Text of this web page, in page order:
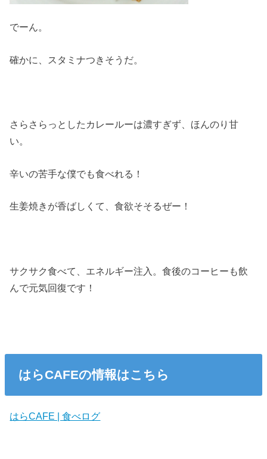
でーん。
確かに、スタミナつきそうだ。
さらさらっとしたカレールーは濃すぎず、ほんのり甘
い。
辛いの苦手な僕でも食べれる！
生姜焼きが香ばしくて、食欲そそるぜー！
サクサク食べて、エネルギー注入。食後のコーヒーも飲
んで元気回復です！
はらCAFEの情報はこちら
はらCAFE | 食べログ